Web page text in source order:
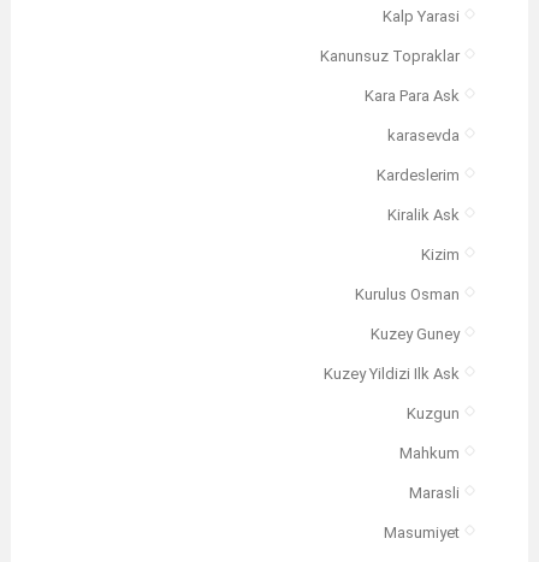
Kalp Yarasi
Kanunsuz Topraklar
Kara Para Ask
karasevda
Kardeslerim
Kiralik Ask
Kizim
Kurulus Osman
Kuzey Guney
Kuzey Yildizi Ilk Ask
Kuzgun
Mahkum
Marasli
Masumiyet